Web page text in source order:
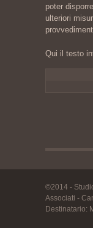
poter
ulteriori
Qui il testo
©2014 -
Associati -
Destinatario: